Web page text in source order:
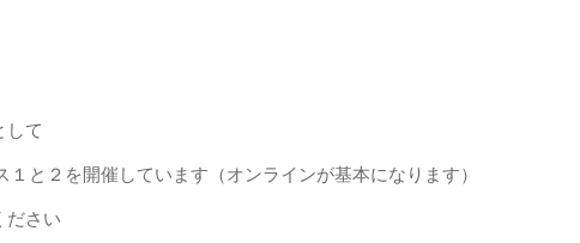
して
２を開催しています（オンラインが基本になります）
さい